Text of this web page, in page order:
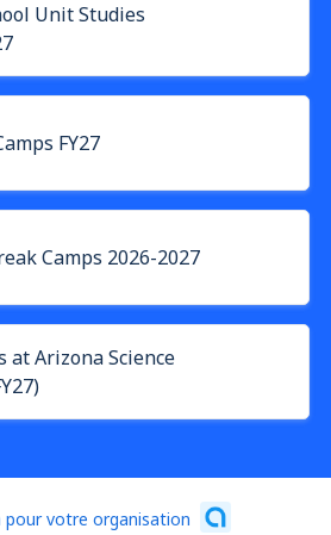
Unit Studies
FY27
Camps 2026-2027
at Arizona Science
pour votre organisation